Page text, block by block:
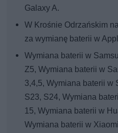
Galaxy A.
W Krośnie Odrzańskim
za wymianę baterii w
Wymiana baterii w
Z5, Wymiana baterii w
3,4,5, Wymiana baterii w
S23, S24, Wymiana
15, Wymiana baterii w
Wymiana baterii w